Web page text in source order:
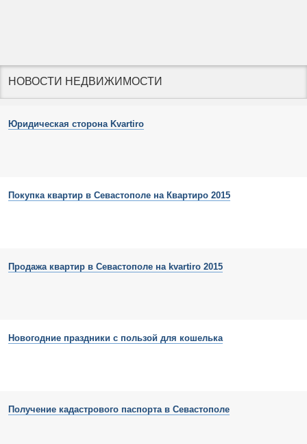
НОВОСТИ НЕДВИЖИМОСТИ
Юридическая сторона Kvartiro
Покупка квартир в Севастополе на Квартиро 2015
Продажа квартир в Севастополе на kvartiro 2015
Новогодние праздники с пользой для кошелька
Получение кадастрового паспорта в Севастополе